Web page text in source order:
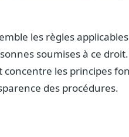
les règles
soumises à ce
concentre les principes
des procédures.